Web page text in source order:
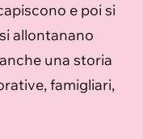
e poi si
allontanano
una storia
famigliari,